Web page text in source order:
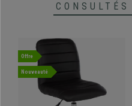
CONSULTÉS
Offre
Nouveauté